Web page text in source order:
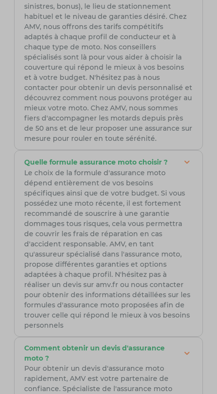
sinistres, bonus), le lieu de stationnement
habituel et le niveau de garanties désiré. Chez
AMV, nous offrons des tarifs compétitifs
adaptés à chaque profil de conducteur et à
chaque type de moto. Nos conseillers
spécialisés sont là pour vous aider à choisir la
couverture qui répond le mieux à vos besoins
et à votre budget. N'hésitez pas à nous
contacter pour obtenir un devis personnalisé et
découvrez comment nous pouvons protéger au
mieux votre moto. Chez AMV, nous sommes
fiers d'accompagner les motards depuis près
de 50 ans et de leur proposer une assurance sur
mesure pour rouler en toute sérénité.
Quelle formule assurance moto choisir ?
Le choix de la formule d'assurance moto
dépend entièrement de vos besoins
spécifiques ainsi que de votre budget. Si vous
possédez une moto récente, il est fortement
recommandé de souscrire à une garantie
dommages tous risques, cela vous permettra
de couvrir les frais de réparation en cas
d'accident responsable. AMV, en tant
qu'assureur spécialisé dans l'assurance moto,
propose différentes garanties et options
adaptées à chaque profil. N'hésitez pas à
réaliser un devis sur amv.fr ou nous contacter
pour obtenir des informations détaillées sur les
formules d'assurance moto proposées afin de
trouver celle qui répond le mieux à vos besoins
personnels
Comment obtenir un devis d'assurance
moto ?
Pour obtenir un devis d'assurance moto
rapidement, AMV est votre partenaire de
confiance. Spécialiste de l'assurance moto